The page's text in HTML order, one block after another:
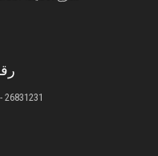
26831231 - 26831417 - 26831474